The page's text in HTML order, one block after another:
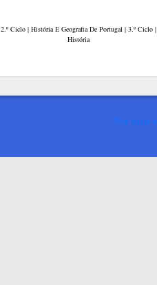
2.º Ciclo | História E Geografia De Portugal | 3.º Ciclo |
História
Ver mais